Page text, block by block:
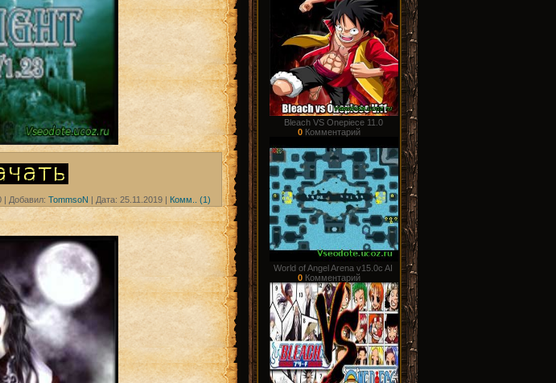
| Добавил: TommsoN | Дата: 25.11.2019 | Комм.. (1)
Bleach VS Onepiece 11.0
0 Комментарий
World of Angel Arena v15.0c AI
0 Комментарий